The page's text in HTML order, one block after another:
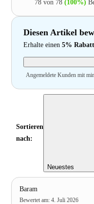
78 von 78 (100%)
Diesen Artikel
Erhalte einen 5% Rabatt
Angemeldete Kunden mit
Sortieren
nach:
Neuestes
Baram
Bewertet am: 4. Juli 2026